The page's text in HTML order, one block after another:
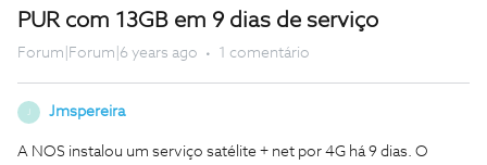
PUR com 13GB em 9 dias de serviço
Forum|Forum|6 years ago 1 comentário
Jmspereira
A NOS instalou um serviço satélite + net por 4G há 9 dias. O